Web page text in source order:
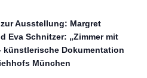
Ausstellung: Margret
Eva Schnitzer: „Zimmer mit
künstlerische Dokumentation
München